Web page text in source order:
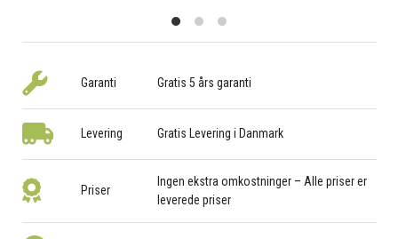
Garanti Gratis 5 års garanti
Levering Gratis Levering i Danmark
Priser
Ingen ekstra omkostninger – Alle priser er
leverede priser